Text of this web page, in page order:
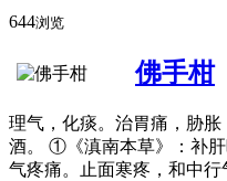
644浏览
佛手柑
理气，化痰。治胃痛，胁
酒。 ①《滇南本草》：补
气疼痛。止面寒疼，和中